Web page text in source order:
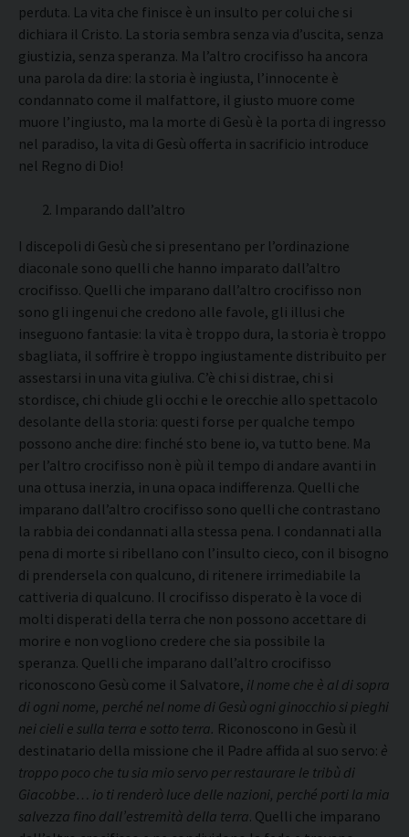
perduta. La vita che finisce è un insulto per colui che si
dichiara il Cristo. La storia sembra senza via d’uscita, senza
giustizia, senza speranza. Ma l’altro crocifisso ha ancora
una parola da dire: la storia è ingiusta, l’innocente è
condannato come il malfattore, il giusto muore come
muore l’ingiusto, ma la morte di Gesù è la porta di ingresso
nel paradiso, la vita di Gesù offerta in sacrificio introduce
nel Regno di Dio!
Imparando dall’altro
I discepoli di Gesù che si presentano per l’ordinazione
diaconale sono quelli che hanno imparato dall’altro
crocifisso. Quelli che imparano dall’altro crocifisso non
sono gli ingenui che credono alle favole, gli illusi che
inseguono fantasie: la vita è troppo dura, la storia è troppo
sbagliata, il soffrire è troppo ingiustamente distribuito per
assestarsi in una vita giuliva. C’è chi si distrae, chi si
stordisce, chi chiude gli occhi e le orecchie allo spettacolo
desolante della storia: questi forse per qualche tempo
possono anche dire: finché sto bene io, va tutto bene. Ma
per l’altro crocifisso non è più il tempo di andare avanti in
una ottusa inerzia, in una opaca indifferenza. Quelli che
imparano dall’altro crocifisso sono quelli che contrastano
la rabbia dei condannati alla stessa pena. I condannati alla
pena di morte si ribellano con l’insulto cieco, con il bisogno
di prendersela con qualcuno, di ritenere irrimediabile la
cattiveria di qualcuno. Il crocifisso disperato è la voce di
molti disperati della terra che non possono accettare di
morire e non vogliono credere che sia possibile la
speranza. Quelli che imparano dall’altro crocifisso
riconoscono Gesù come il Salvatore, il nome che è al di sopra
di ogni nome, perché nel nome di Gesù ogni ginocchio si pieghi
nei cieli e sulla terra e sotto terra. Riconoscono in Gesù il
destinatario della missione che il Padre affida al suo servo: è
troppo poco che tu sia mio servo per restaurare le tribù di
Giacobbe… io ti renderò luce delle nazioni, perché porti la mia
salvezza fino dall’estremità della terra. Quelli che imparano